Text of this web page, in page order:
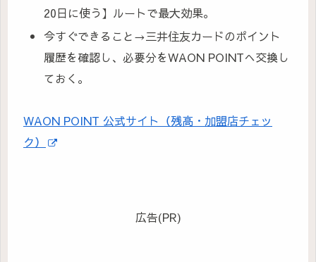
20日に使う】ルートで最大効果。
今すぐできること→三井住友カードのポイント
履歴を確認し、必要分をWAON POINTへ交換し
ておく。
WAON POINT 公式サイト（残高・加盟店チェッ
ク）
広告(PR)